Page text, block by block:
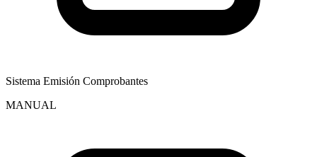
Sistema Emisión Comprobantes
MANUAL